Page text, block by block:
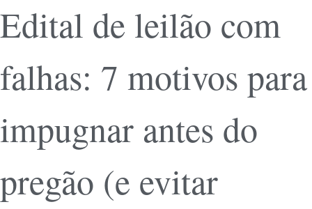
Edital de leilão com
falhas: 7 motivos para
impugnar antes do
pregão (e evitar